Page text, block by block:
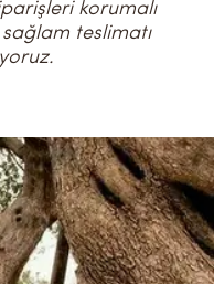
korumalı
teslimatı